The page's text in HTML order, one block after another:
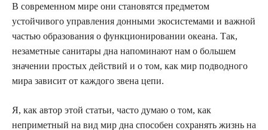
В современном мире они становятся предметом
устойчивого управления донными экосистемами и важной
частью образования о функционировании океана. Так,
незаметные санитары дна напоминают нам о большем
значении простых действий и о том, как мир подводного
мира зависит от каждого звена цепи.
Я, как автор этой статьи, часто думаю о том, как
неприметный на вид мир дна способен сохранять жизнь на